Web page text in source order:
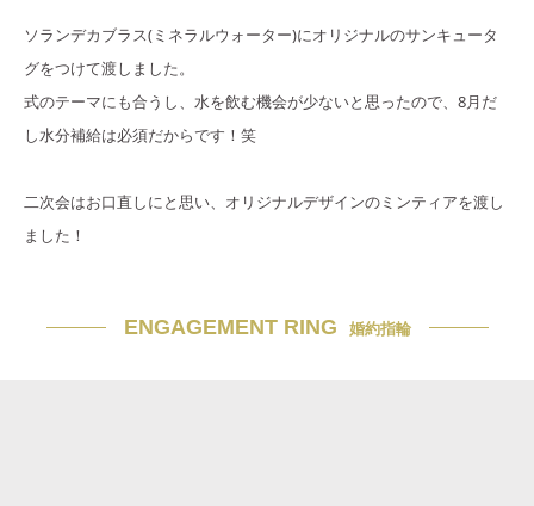
ソランデカブラス(ミネラルウォーター)にオリジナルのサンキュータ
グをつけて渡しました。
式のテーマにも合うし、水を飲む機会が少ないと思ったので、8月だ
し水分補給は必須だからです！笑
二次会はお口直しにと思い、オリジナルデザインのミンティアを渡し
ました！
ENGAGEMENT RING 婚約指輪